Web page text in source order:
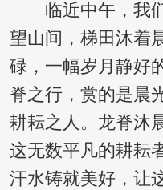
临近中午，我们
望山间，梯田沐着
碌，一幅岁月静好
脊之行，赏的是晨
耕耘之人。龙脊沐
这无数平凡的耕耘
汗水铸就美好，让